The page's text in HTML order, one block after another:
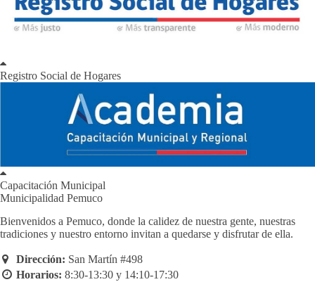
Registro Social de Hogares
Capacitación Municipal
Municipalidad Pemuco
Bienvenidos a Pemuco, donde la calidez de nuestra gente, nuestras
tradiciones y nuestro entorno invitan a quedarse y disfrutar de ella.
Dirección: San Martín #498
Horarios: 8:30-13:30 y 14:10-17:30